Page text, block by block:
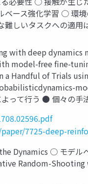
ベース強化学習 ○ 環
しいタスクへの適用
with deep
model-free fine-
a Handful of Trials
って行う ● 個々の
7725-deep-
Dynamics ○ モデ
Random-